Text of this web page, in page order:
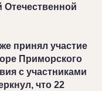
принял участие
Приморского
с участниками
что 22